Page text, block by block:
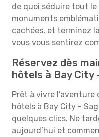
de quoi séduire tout le
monuments
cachées, et terminez
vous vous sentirez
Réservez dès
hôtels à Bay City
Prêt à vivre l’aventure
hôtels à Bay City -
quelques clics. Ne
aujourd’hui et